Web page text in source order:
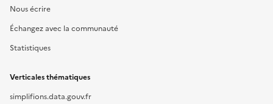
Nous écrire
Échangez avec la communauté
Statistiques
Verticales thématiques
simplifions.data.gouv.fr